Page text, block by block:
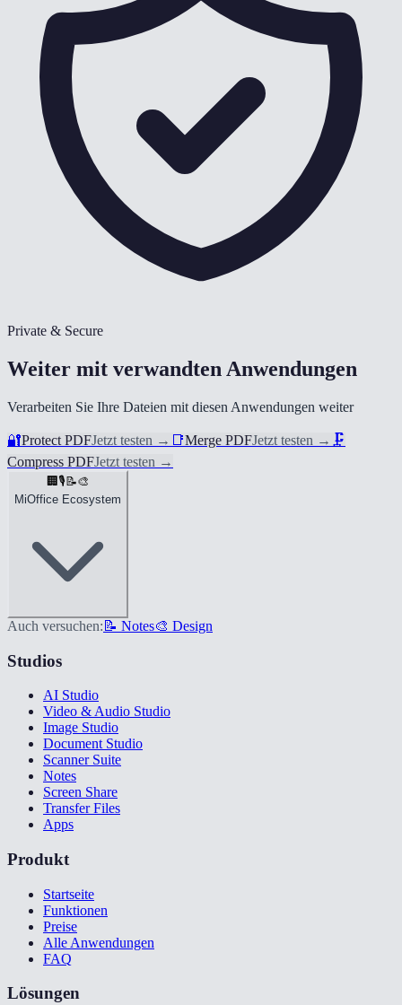
Private & Secure
Weiter mit verwandten Anwendungen
Verarbeiten Sie Ihre Dateien mit diesen Anwendungen weiter
🔐Protect PDFJetzt testen → 📑Merge PDFJetzt testen → 🗜️
Compress PDFJetzt testen →
🏢 🎙️ 📝🎨
MiOffice Ecosystem
Auch versuchen: 📝 Notes🎨 Design
Studios
AI Studio
Video & Audio Studio
Image Studio
Document Studio
Scanner Suite
Notes
Screen Share
Transfer Files
Apps
Produkt
Startseite
Funktionen
Preise
Alle Anwendungen
FAQ
Lösungen